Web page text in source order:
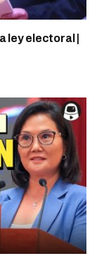
ley electoral |